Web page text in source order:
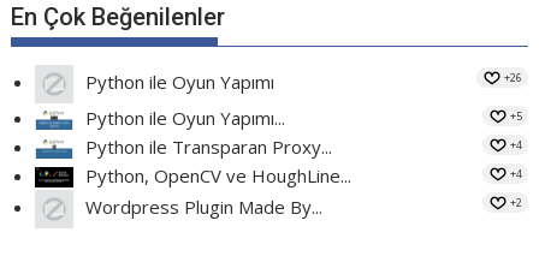
En Çok Beğenilenler
Python ile Oyun Yapımı +26
Python ile Oyun Yapımı... +5
Python ile Transparan Proxy... +4
Python, OpenCV ve HoughLine... +4
Wordpress Plugin Made By... +2